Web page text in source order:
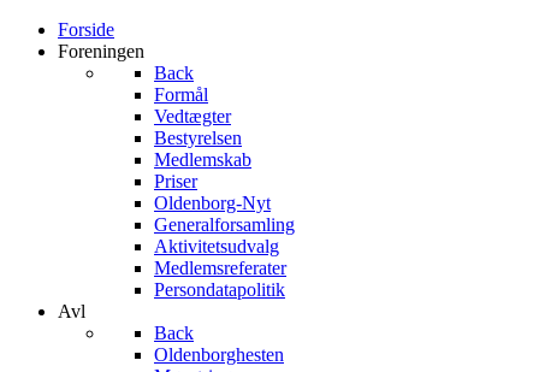
Forside
Foreningen
Back
Formål
Vedtægter
Bestyrelsen
Medlemskab
Priser
Oldenborg-Nyt
Generalforsamling
Aktivitetsudvalg
Medlemsreferater
Persondatapolitik
Avl
Back
Oldenborghesten